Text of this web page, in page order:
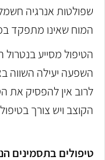
שפולטות אנרגיה
המוח שאינו מתפקד
הטיפול מסייע
השפעה יעילה השווה
לרוב אין להפסיק את
הקוצב ויש צורך
טיפולים בתסמינים